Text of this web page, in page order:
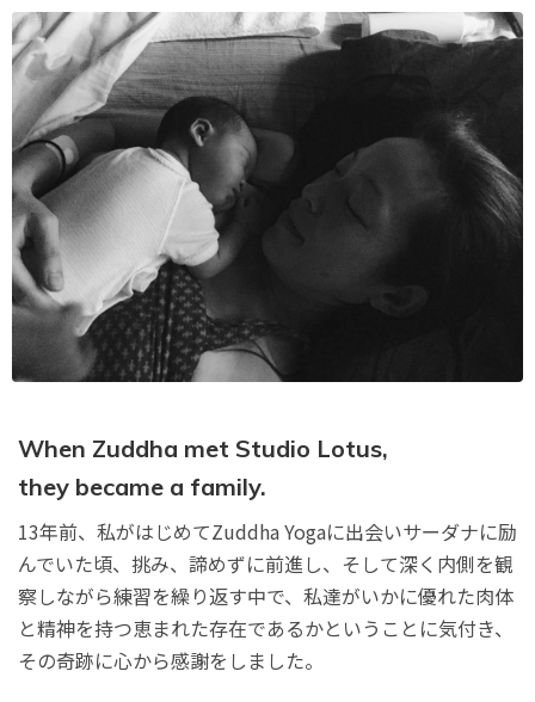
When Zuddha met Studio Lotus,
they became a family.
13年前、私がはじめてZuddha Yogaに出会いサーダナに励
んでいた頃、挑み、諦めずに前進し、そして深く内側を観
察しながら練習を繰り返す中で、私達がいかに優れた肉体
と精神を持つ恵まれた存在であるかということに気付き、
その奇跡に心から感謝をしました。